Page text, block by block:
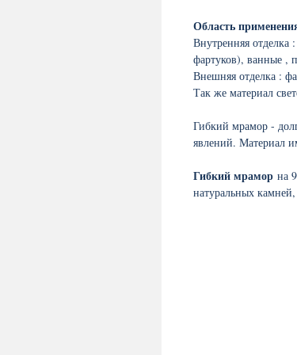
Область
Внутренняя
фартуков), ванные ,
Внешняя отделка :
Так же материал
Гибкий мрамор -
явлений. Материал
Гибкий мрамор на
натуральных